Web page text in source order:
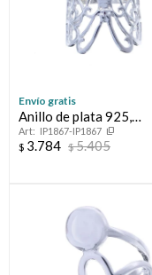
Envío gratis
Anillo de plata 925,
MARIPOSA.
IP1867-IP1867
$ 3.784 $5.405